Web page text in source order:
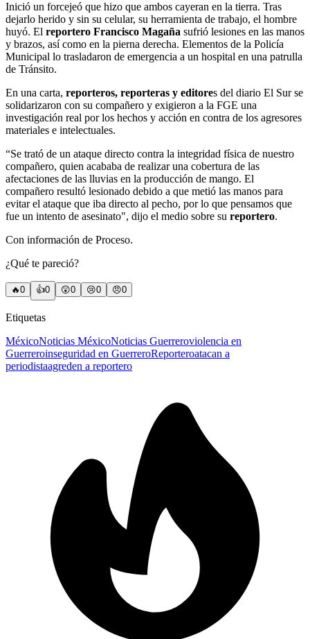
Inició un forcejeó que hizo que ambos cayeran en la tierra. Tras
dejarlo herido y sin su celular, su herramienta de trabajo, el hombre
huyó. El reportero Francisco Magaña sufrió lesiones en las manos
y brazos, así como en la pierna derecha. Elementos de la Policía
Municipal lo trasladaron de emergencia a un hospital en una patrulla
de Tránsito.
En una carta, reporteros, reporteras y editores del diario El Sur se
solidarizaron con su compañero y exigieron a la FGE una
investigación real por los hechos y acción en contra de los agresores
materiales e intelectuales.
“Se trató de un ataque directo contra la integridad física de nuestro
compañero, quien acababa de realizar una cobertura de las
afectaciones de las lluvias en la producción de mango. El
compañero resultó lesionado debido a que metió las manos para
evitar el ataque que iba directo al pecho, por lo que pensamos que
fue un intento de asesinato", dijo el medio sobre su reportero.
Con información de Proceso.
¿Qué te pareció?
🔥0 👍0 😲0 😢0 😠0
Etiquetas
MéxicoNoticias MéxicoNoticias Guerreroviolencia en
Guerreroinseguridad en GuerreroReporteroatacan a
periodistaagreden a reportero